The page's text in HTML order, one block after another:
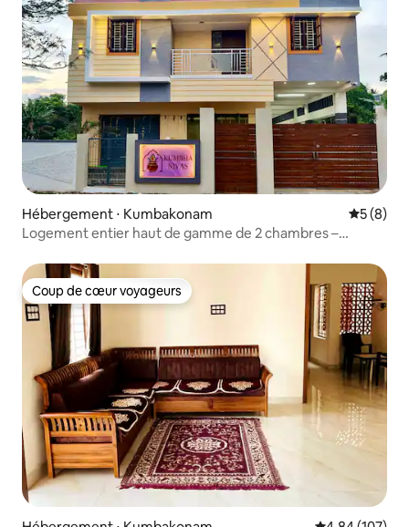
Hébergement ⋅ Kumbakonam
5 (8)
Logement entier haut de gamme de 2 chambres –
Coup de cœur voyageurs
Coup de cœur voyageurs